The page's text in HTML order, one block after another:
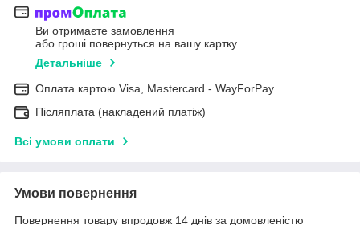
Ви отримаєте замовлення
або гроші повернуться на вашу картку
Детальніше
Оплата картою Visa, Mastercard - WayForPay
Післяплата (накладений платіж)
Всі умови оплати
Умови повернення
Повернення товару впродовж 14 днів за домовленістю